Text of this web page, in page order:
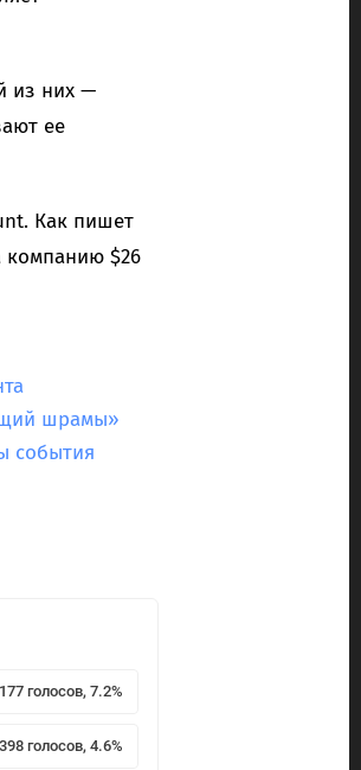
из них —
ее
Как пишет
компанию $26
шрамы»
события
голосов, 7.2%
голосов, 4.6%